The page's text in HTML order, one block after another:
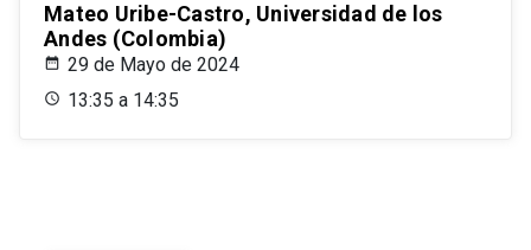
Mateo Uribe-Castro, Universidad de los
Andes (Colombia)
29 de Mayo de 2024
13:35 a 14:35